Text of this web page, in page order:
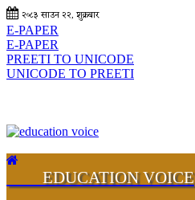
२०८३ साउन २२, शुक्रबार
E-PAPER
E-PAPER
PREETI TO UNICODE
UNICODE TO PREETI
EDUCATION VOICE